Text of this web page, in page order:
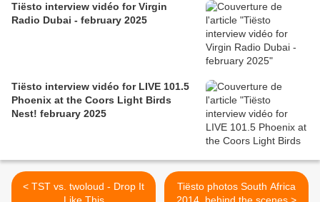
Tiësto interview vidéo for Virgin
Radio Dubai - february 2025
Tiësto interview vidéo for LIVE 101.5
Phoenix at the Coors Light Birds
Nest! february 2025
< TST vs. twoloud - Drop It
Tiësto photos South Africa